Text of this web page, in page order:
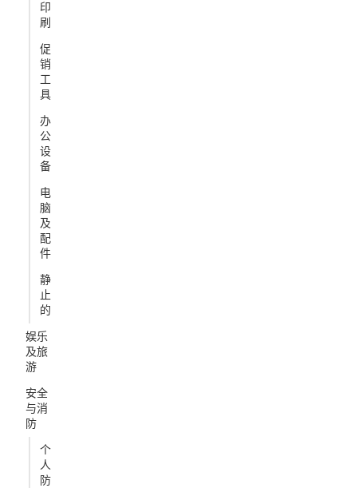
印
刷
促
销
工
具
办
公
设
备
电
脑
及
配
件
静
止
的
娱乐
及旅
游
安全
与消
防
个
人
防